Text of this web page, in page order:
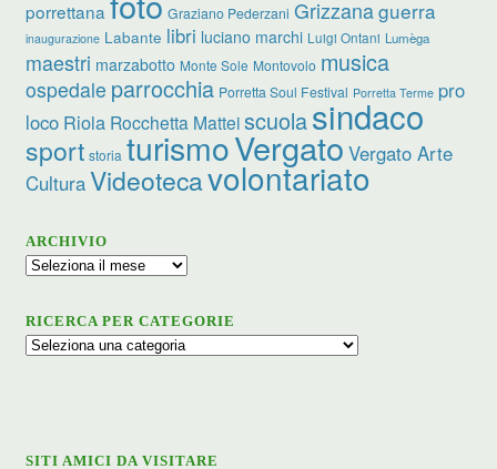
porrettana
Graziano Pederzani Grizzanaguerra
inaugurazione Labante libri luciano marchi Luigi Ontani Lumèga
maestri marzabotto Monte Sole Montovolo musica
ospedale parrocchia Porretta Soul Festival Porretta Terme pro
loco Riola Rocchetta Matteiscuolasindaco
sport storia turismoVergato Vergato Arte
CulturaVideotecavolontariato
ARCHIVIO
Archivio
RICERCA PER CATEGORIE
Ricerca
SITI AMICI DA VISITARE